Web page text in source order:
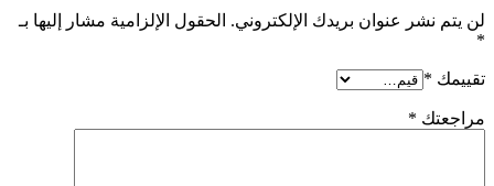
لن يتم نشر عنوان بريدك الإلكتروني. الحقول الإلزامية مشار إليها بـ
*
تقييمك *
مراجعتك *